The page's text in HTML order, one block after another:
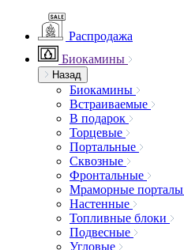
Распродажа
Биокамины
Назад
Биокамины
Встраиваемые
В подарок
Торцевые
Портальные
Сквозные
Фронтальные
Мраморные порталы
Настенные
Топливные блоки
Подвесные
Угловые